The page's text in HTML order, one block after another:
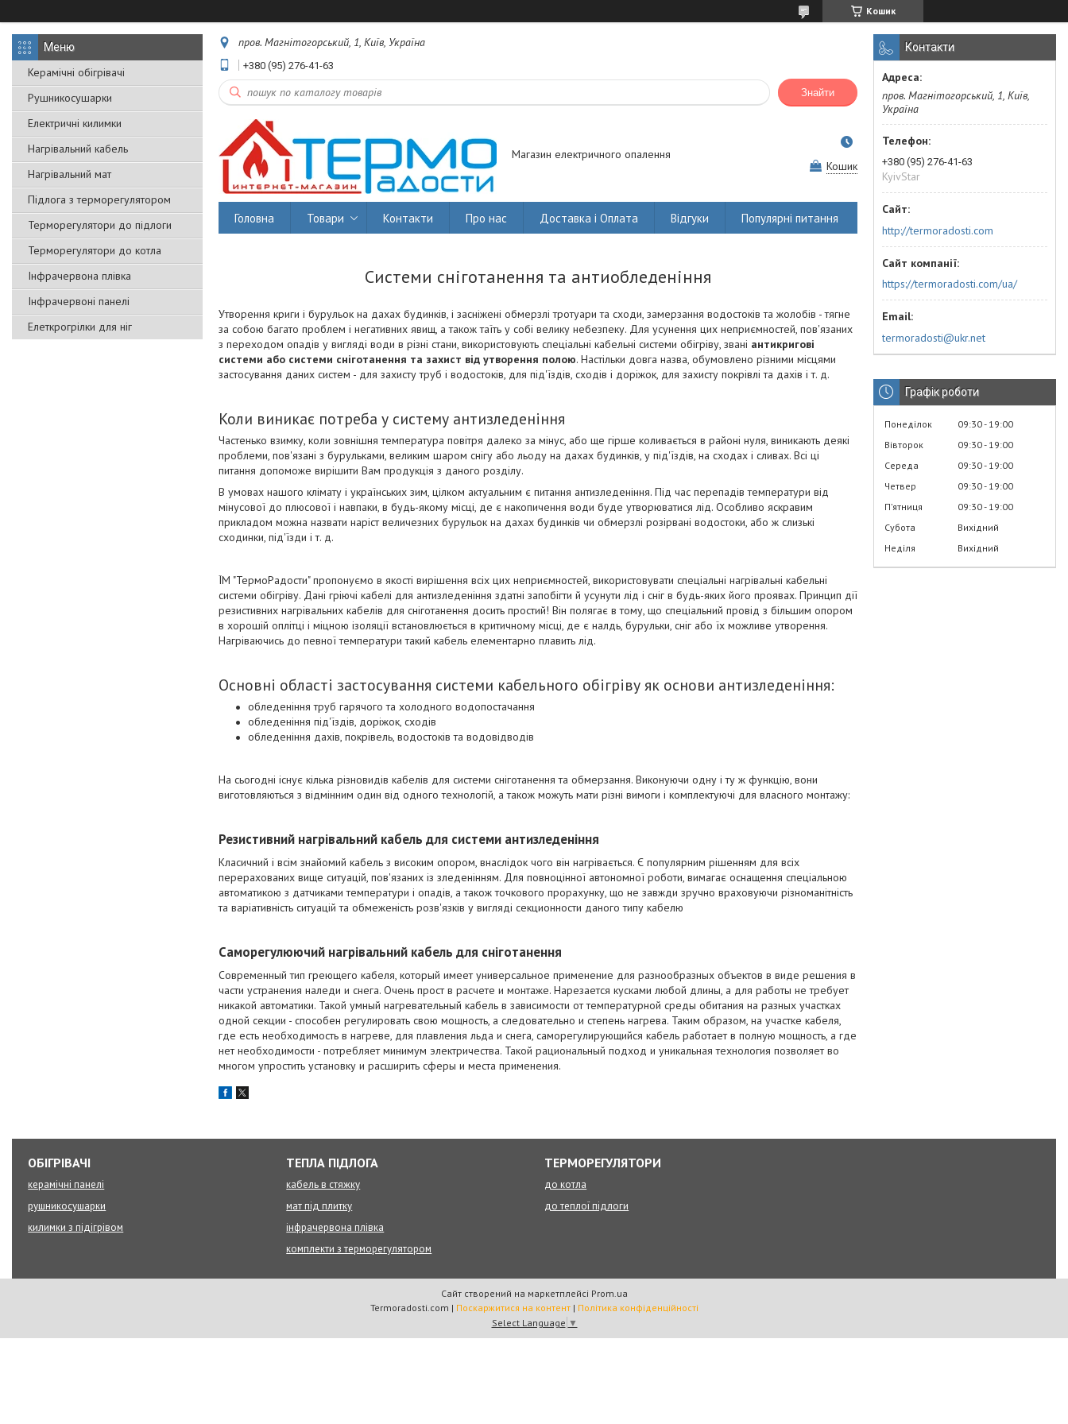
Кошик
Керамічні обігрівачі
Рушникосушарки
Електричні килимки
Нагрівальний кабель
Нагрівальний мат
Підлога з терморегулятором
Терморегулятори до підлоги
Терморегулятори до котла
Інфрачервона плівка
Інфрачервоні панелі
Елеткрогрілки для ніг
пров. Магнітогорський, 1, Київ, Україна
+380 (95) 276-41-63
Знайти
Магазин електричного опалення
Кошик
Головна Товари Контакти Про нас Доставка і Оплата Відгуки Популярні питання
Системи сніготанення та антиобледеніння
Утворення криги і бурульок на дахах будинків, і засніжені обмерзлі тротуари та сходи, замерзання водостоків та жолобів - тягне
за собою багато проблем і негативних явищ, а також таїть у собі велику небезпеку. Для усунення цих неприємностей, пов'язаних
з переходом опадів у вигляді води в різні стани, використовують спеціальні кабельні системи обігріву, звані антикригові
системи або системи сніготанення та захист від утворення полою. Настільки довга назва, обумовлено різними місцями
застосування даних систем - для захисту труб і водостоків, для під'їздів, сходів і доріжок, для захисту покрівлі та дахів і т. д.
Коли виникає потреба у систему антизледеніння
Частенько взимку, коли зовнішня температура повітря далеко за мінус, або ще гірше коливається в районі нуля, виникають деякі
проблеми, пов'язані з бурульками, великим шаром снігу або льоду на дахах будинків, у під'їздів, на сходах і сливах. Всі ці
питання допоможе вирішити Вам продукція з даного розділу.
В умовах нашого клімату і українських зим, цілком актуальним є питання антизледеніння. Під час перепадів температури від
мінусової до плюсової і навпаки, в будь-якому місці, де є накопичення води буде утворюватися лід. Особливо яскравим
прикладом можна назвати наріст величезних бурульок на дахах будинків чи обмерзлі розірвані водостоки, або ж слизькі
сходинки, під'їзди і т. д.
ЇМ "ТермоРадости" пропонуємо в якості вирішення всіх цих неприємностей, використовувати спеціальні нагрівальні кабельні
системи обігріву. Дані гріючі кабелі для антизледеніння здатні запобігти й усунути лід і сніг в будь-яких його проявах. Принцип дії
резистивних нагрівальних кабелів для сніготанення досить простий! Він полягає в тому, що спеціальний провід з більшим опором
в хорошій оплітці і міцною ізоляції встановлюється в критичному місці, де є налдь, бурульки, сніг або їх можливе утворення.
Нагріваючись до певної температури такий кабель елементарно плавить лід.
Основні області застосування системи кабельного обігріву як основи антизледеніння:
обледеніння труб гарячого та холодного водопостачання
обледеніння під'їздів, доріжок, сходів
обледеніння дахів, покрівель, водостоків та водовідводів
На сьогодні існує кілька різновидів кабелів для системи сніготанення та обмерзання. Виконуючи одну і ту ж функцію, вони
виготовляються з відмінним один від одного технологій, а також можуть мати різні вимоги і комплектуючі для власного монтажу:
Резистивний нагрівальний кабель для системи антизледеніння
Класичний і всім знайомий кабель з високим опором, внаслідок чого він нагрівається. Є популярним рішенням для всіх
перерахованих вище ситуацій, пов'язаних із зледенінням. Для повноцінної автономної роботи, вимагає оснащення спеціальною
автоматикою з датчиками температури і опадів, а також точкового прорахунку, що не завжди зручно враховуючи різноманітність
та варіативність ситуацій та обмеженість розв'язків у вигляді секционности даного типу кабелю
Саморегулюючий нагрівальний кабель для сніготанення
Современный тип греющего кабеля, который имеет универсальное применение для разнообразных объектов в виде решения в
части устранения наледи и снега. Очень прост в расчете и монтаже. Нарезается кусками любой длины, а для работы не требует
никакой автоматики. Такой умный нагревательный кабель в зависимости от температурной среды обитания на разных участках
одной секции - способен регулировать свою мощность, а следовательно и степень нагрева. Таким образом, на участке кабеля,
где есть необходимость в нагреве, для плавления льда и снега, саморегулирующийся кабель работает в полную мощность, а где
нет необходимости - потребляет минимум электричества. Такой рациональный подход и уникальная технология позволяет во
многом упростить установку и расширить сферы и места применения.
Контакти
пров. Магнітогорський, 1, Київ,
Україна
+380 (95) 276-41-63
KyivStar
http://termoradosti.com
https://termoradosti.com/ua/
termoradosti@ukr.net
Графік роботи
Понеділок 09:30 19:00
Вівторок
09:30 19:00
Середа
09:30 19:00
Четвер
09:30 19:00
Пʼятниця
09:30 19:00
Субота
Вихідний
Неділя
Вихідний
ОБІГРІВАЧІ
керамічні панелі
рушникосушарки
килимки з підігрівом
ТЕПЛА ПІДЛОГА
кабель в стяжку
мат під плитку
інфрачервона плівка
комплекти з терморегулятором
ТЕРМОРЕГУЛЯТОРИ
до котла
до теплої підлоги
Сайт створений на маркетплейсі Prom.ua
Termoradosti.com | Поскаржитися на контент | Політика конфіденційності
Select Language ▼